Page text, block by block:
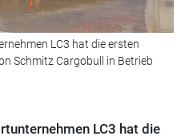
LC3 hat die ersten
Schmitz Cargobull in Betrieb
LC3 hat die